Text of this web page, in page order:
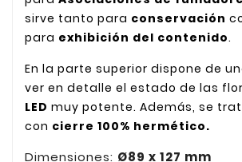
sirve tanto para conservación
para exhibición del contenido.
En la parte superior dispone de
ver en detalle el estado de las
LED muy potente. Además, se
con cierre 100% hermético.
Dimensiones: Ø89 x 127 mm